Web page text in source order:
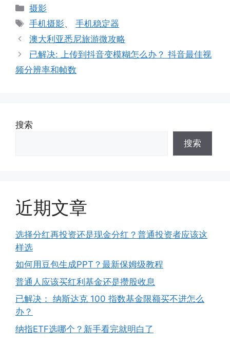
分
类
摄影
标
签
手机摄影、手机稳定器
澳大利亚悉尼旅游微攻略
已解决: 上传到抖音变模糊怎么办？ 抖音最佳视
频分辨率和帧数
搜索
搜索
近期文章
选择分红再投资还是现金分红？普通投资者应该这
样选
如何用豆包生成PPT？最新保姆级教程
普通人应该买红利基金还是攒股收息
已解决： 纳斯达克 100 指数基金限额买不进怎么
办？
纳指ETF选哪个？新手看完就明白了